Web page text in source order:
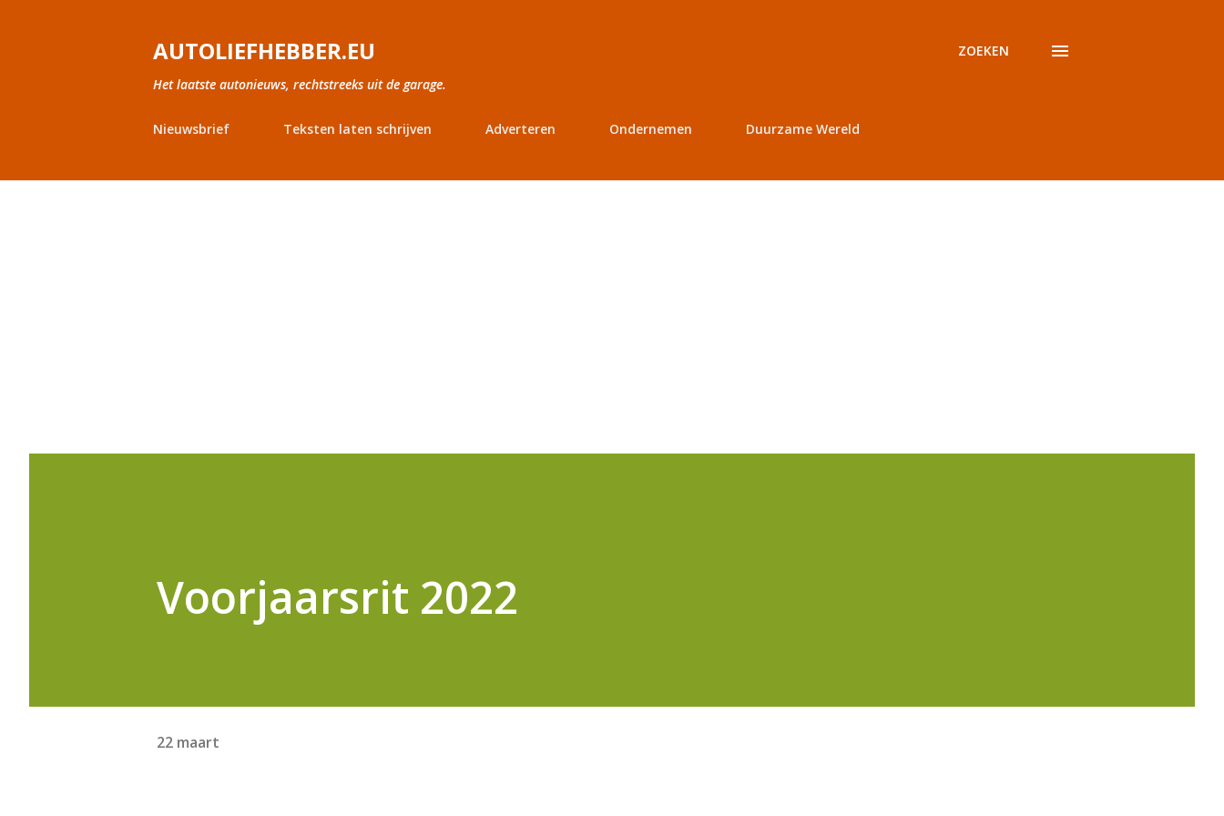
AUTOLIEFHEBBER.EU
Het laatste autonieuws, rechtstreeks uit de garage.
ZOEKEN
Nieuwsbrief Teksten laten schrijven Adverteren Ondernemen Duurzame Wereld
Voorjaarsrit 2022
22 maart